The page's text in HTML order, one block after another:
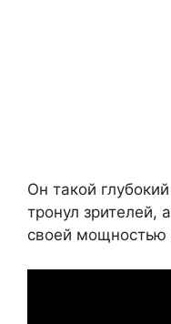
Он такой
тронул зрителей,
своей мощностью